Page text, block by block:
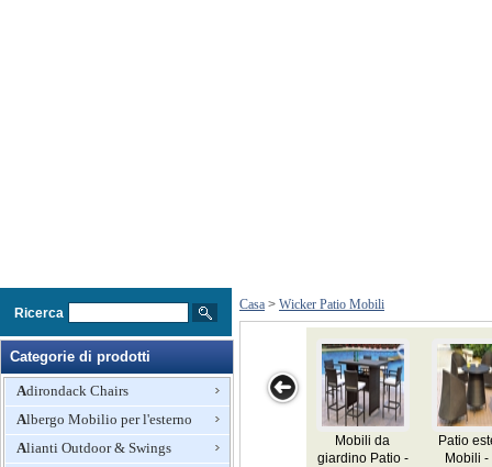
Ricerca
Categorie di prodotti
Adirondack Chairs
Albergo Mobilio per l'esterno
Alianti Outdoor & Swings
Casa > Wicker Patio Mobili
Mobili da
giardino Patio -